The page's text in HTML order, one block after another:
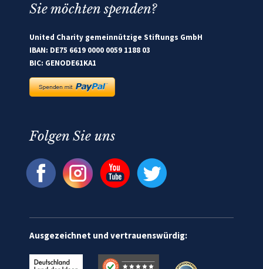
Sie möchten spenden?
United Charity gemeinnützige Stiftungs GmbH
IBAN: DE75 6619 0000 0059 1188 03
BIC: GENODE61KA1
Folgen Sie uns
Ausgezeichnet und vertrauenswürdig: